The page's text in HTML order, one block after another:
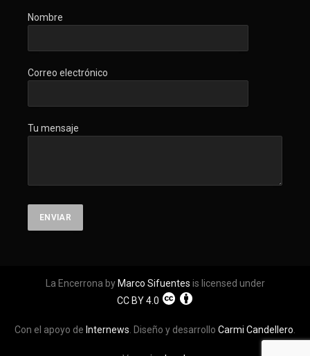
Nombre
Correo electrónico
Tu mensaje
La Encerrona by Marco Sifuentes is licensed under
CC BY 4.0
Con el apoyo de Internews . Diseño y desarrollo Carmi Candellero